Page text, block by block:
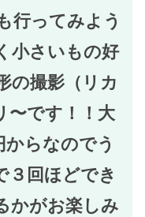
行ってみよう
小さいもの好
の撮影（リカ
〜です！！大
らなのでう
３回ほどでき
かがお楽しみ